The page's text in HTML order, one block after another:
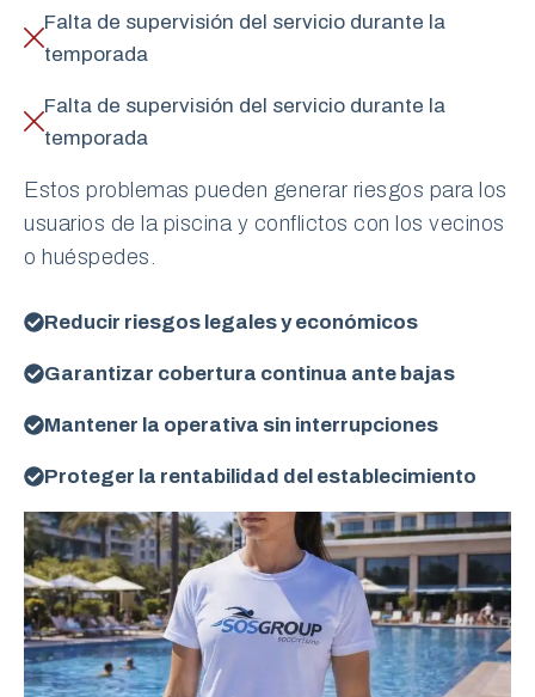
Falta de supervisión del servicio durante la
temporada
Falta de supervisión del servicio durante la
temporada
Estos problemas pueden generar riesgos para los
usuarios de la piscina y conflictos con los vecinos
o huéspedes.
Reducir riesgos legales y económicos
Garantizar cobertura continua ante bajas
Mantener la operativa sin interrupciones
Proteger la rentabilidad del establecimiento